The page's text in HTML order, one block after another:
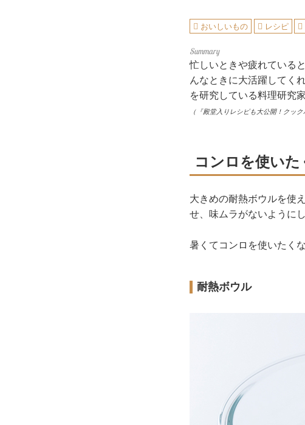
おいしいもの レシピ
忙しいときや疲れている
んなときに大活躍してく
を研究している料理研究
（『殿堂入りレシピも大公開！クッ
コンロを使い
大きめの耐熱ボウルを使
せ、味ムラがないように
暑くてコンロを使いたく
耐熱ボウル